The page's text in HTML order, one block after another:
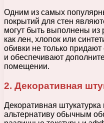
Одним из самых
покрытий для стен
могут быть выполнены из
как лен, хлопок или
обивки не только
и обеспечивают
помещении.
2. Декоративная
Декоративная
альтернативу обычным